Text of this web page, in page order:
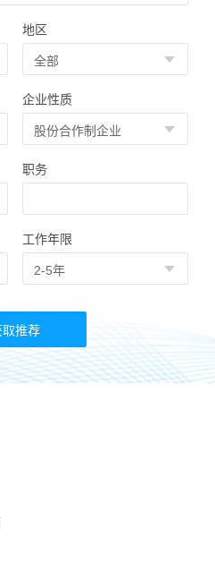
地区
企业性质
职务
工作年限